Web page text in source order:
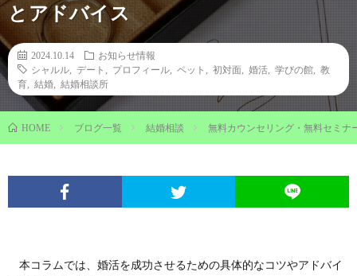
とアドバイス
2024.10.14
お知らせ情報
シャルル
デート プロフィール ペット 初対面 婚活 学びの館
教
育
結婚 結婚相談所
HOME ブログ一覧 結婚相談 無料カウンセリング・無料セミナ
本コラムでは、婚活を成功させるための具体的なコツやアドバイ